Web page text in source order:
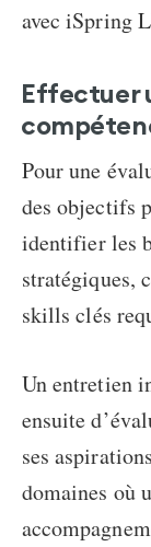
avec iSpring
Effectuer
Pour une
des objectifs
identifier les
stratégiques,
skills clés
Un entretien
ensuite
ses
domaines où